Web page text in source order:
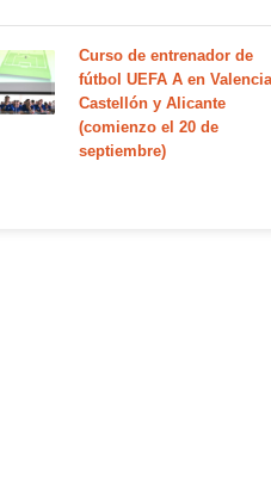
Curso de entrenador de
fútbol UEFA A en
Castellón y Alicante
(comienzo el 20 de
septiembre)